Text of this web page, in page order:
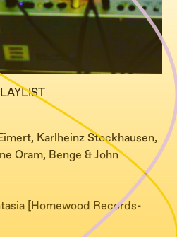
Karlheinz Stockhausen,
Oram, Benge & John
[Homewood Records-